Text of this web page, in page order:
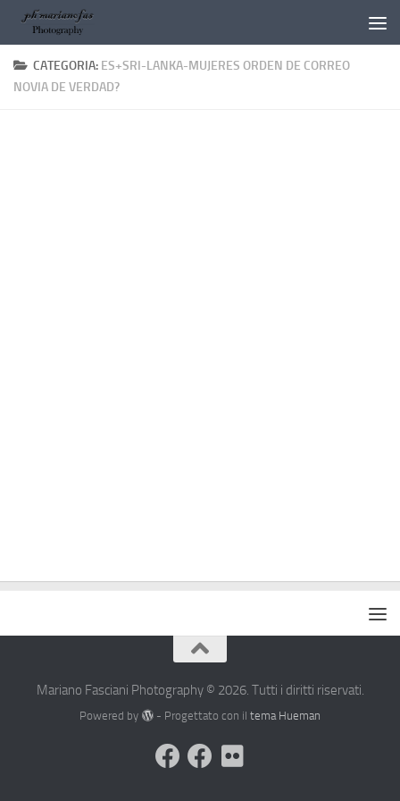
Salta al contenuto
CATEGORIA: ES+SRI-LANKA-MUJERES ORDEN DE CORREO
NOVIA DE VERDAD?
Mariano Fasciani Photography © 2026. Tutti i diritti riservati.
Powered by - Progettato con il tema Hueman